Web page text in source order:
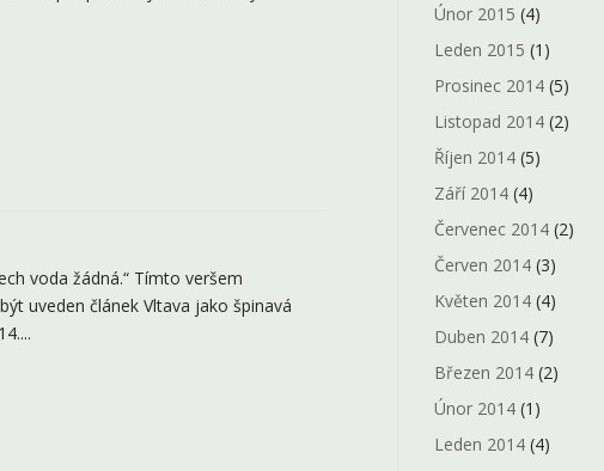
voda žádná.“ Tímto veršem
uveden článek Vltava jako špinavá
Únor 2015 (4)
Leden 2015 (1)
Prosinec 2014(5)
Listopad 2014(2)
Říjen 2014(5)
Září 2014(4)
Červenec 2014(2)
Červen 2014(3)
Květen 2014(4)
Duben 2014(7)
Březen 2014(2)
Únor 2014(1)
Leden 2014(4)